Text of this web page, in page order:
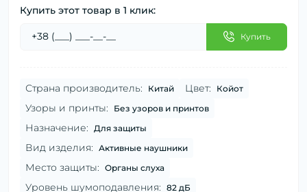
Купить этот товар в 1 клик:
Купить
Страна производитель: Китай Цвет: Койот
Узоры и принты: Без узоров и принтов
Назначение: Для защиты
Вид изделия: Активные наушники
Место защиты: Органы слуха
Уровень шумоподавления: 82 дБ